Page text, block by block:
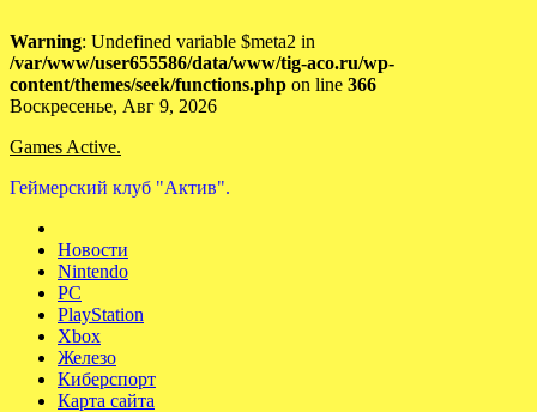
Warning: Undefined variable $meta2 in
/var/www/user655586/data/www/tig-aco.ru/wp-
content/themes/seek/functions.php on line 366
Skip
content
Воскресенье, Авг 9, 2026
Games Active.
Геймерский клуб "Актив".
Новости
Nintendo
PC
PlayStation
Xbox
Железо
Киберспорт
Карта сайта